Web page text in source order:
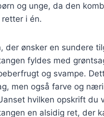
og unge, da den
i én.
der ønsker en sundere
fyldes med
og svampe.
men også farve og
hvilken opskrift du
en alsidig ret, der